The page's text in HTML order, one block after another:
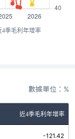
4季毛利年增率
數據單位：%
近4季毛利年增率
-121.42